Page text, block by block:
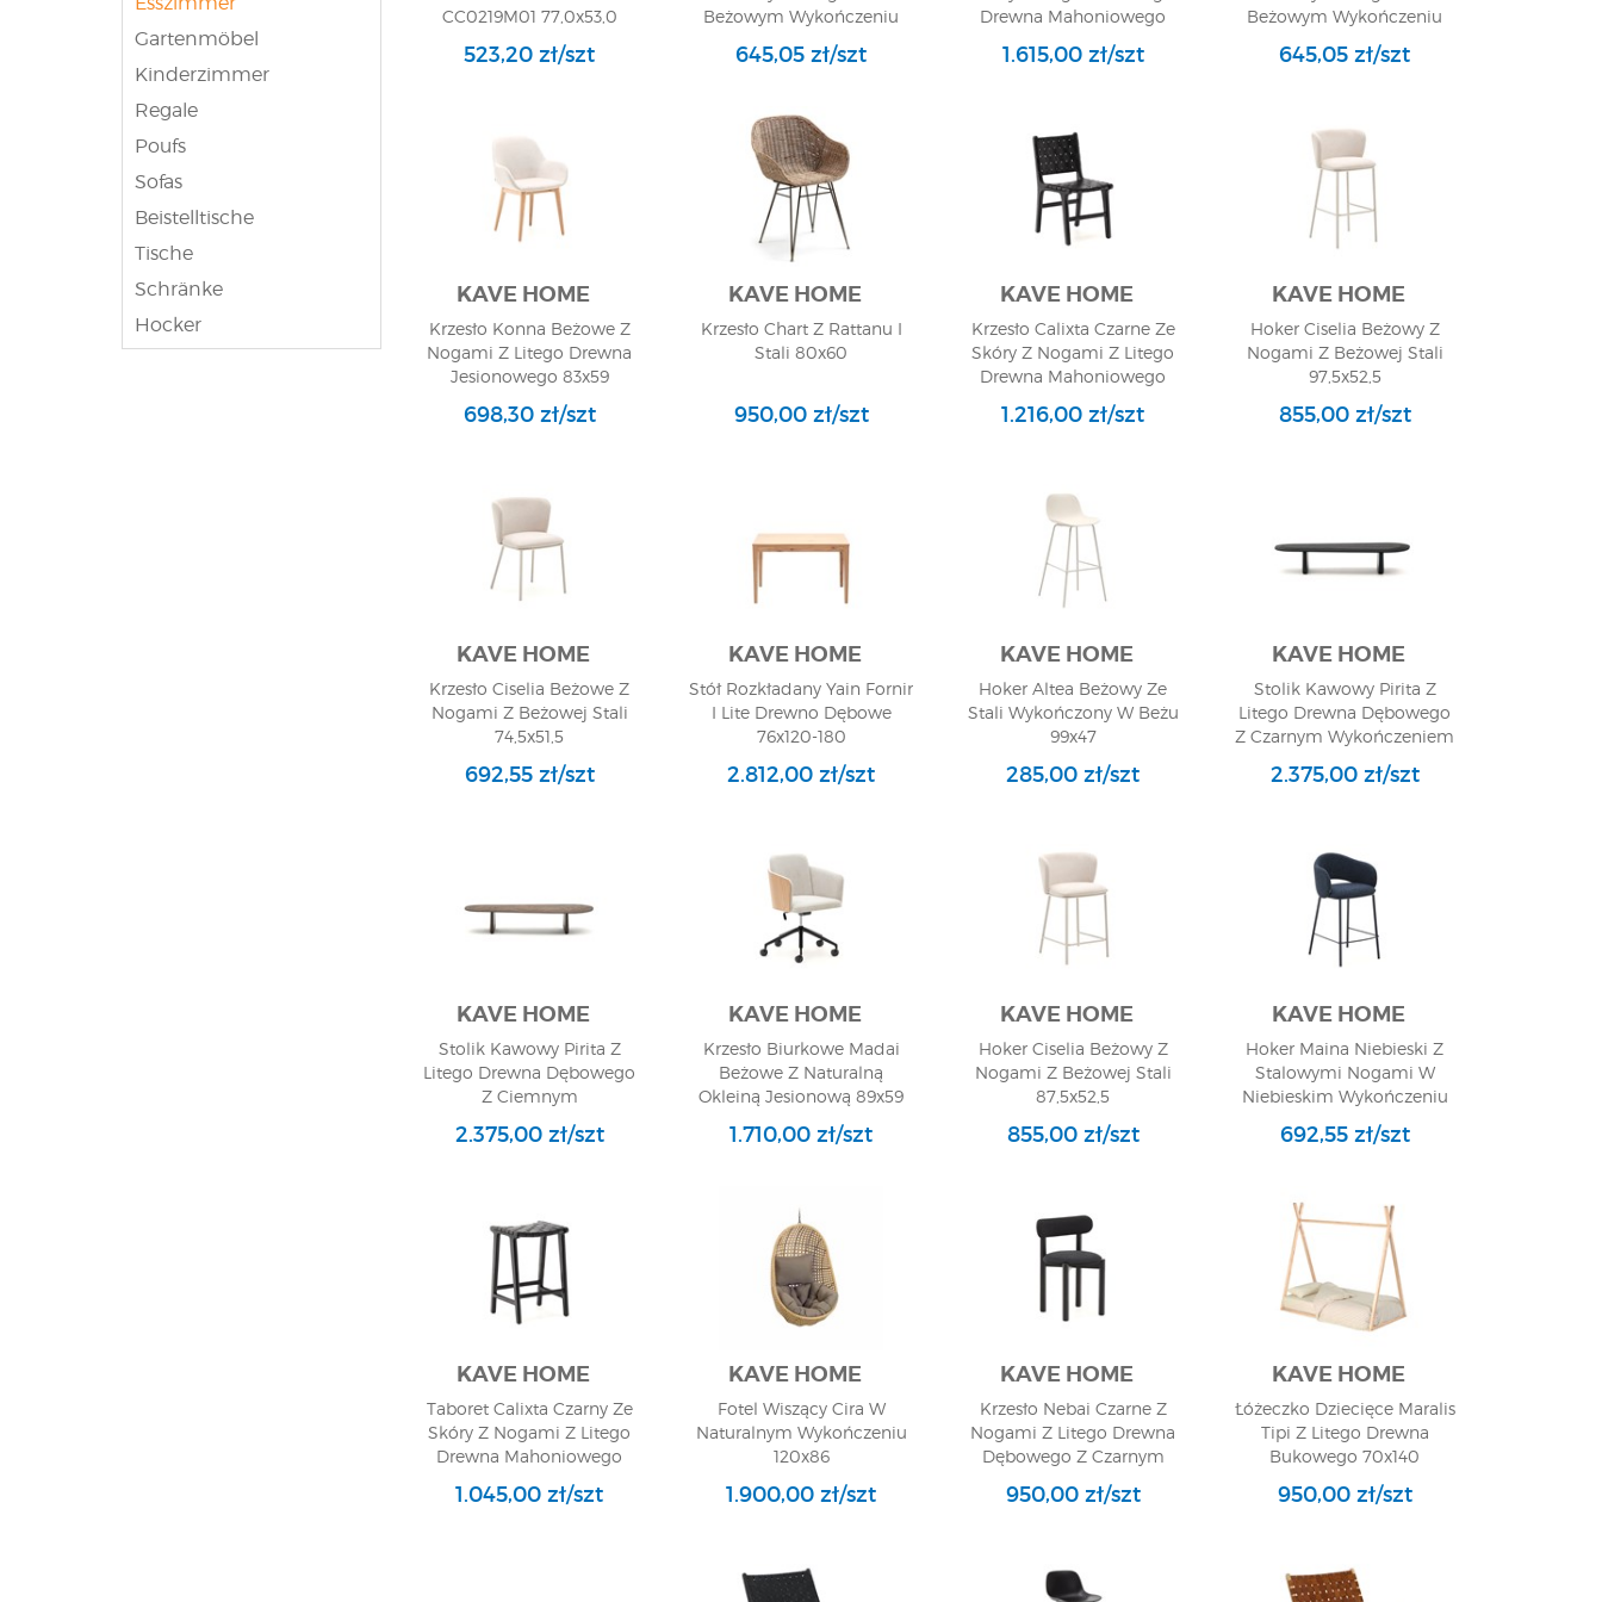
industrielle Stil trotz seiner Modernität etwas mehr Platz benötigt. Wenn wir mehr Platz zur Verfügung haben, sieht der Boho-Stil
interessant aus. Der skandinavische Stil, der nicht so viel Platz benötigt, sieht ebenso attraktiv aus. Wer einen klassischen Geschmack
hat, kann für sein Esszimmer Möbel im provenzalischen Stil wählen. Stühle, Tische, Regale oder Bücherregale werden dann massiver
Wir hoffen, dass die sorgfältig ausgewählte Produktpalette führender Unternehmen der Möbelindustrie Ihr Interesse findet. Wir
glauben auch, dass das moderne Design und die hohe Qualität dieser Produkte Ihre Erwartungen erfüllen werden. Wenn Sie weitere
Fragen haben, wenden Sie sich bitte an unsere Berater, wir werden alle Fragen zu unseren Wohn- und Esszimmermöbeln sofort
beantworten.
Gartenmöbel
Kinderzimmer
Regale
Poufs
Sofas
Beistelltische
Tische
Schränke
Hocker
CC0219M01 77,0x53,0
523,20 zł/szt
Beżowym Wykończeniu
645,05 zł/szt
Drewna Mahoniowego
1.615,00 zł/szt
Beżowym Wykończeniu
645,05 zł/szt
KAVE HOME
Krzesło Konna Beżowe Z
Nogami Z Litego Drewna
Jesionowego 83x59
698,30 zł/szt
KAVE HOME
Krzesło Chart Z Rattanu I
Stali 80x60
950,00 zł/szt
KAVE HOME
Krzesło Calixta Czarne Ze
Skóry Z Nogami Z Litego
Drewna Mahoniowego
1.216,00 zł/szt
KAVE HOME
Hoker Ciselia Beżowy Z
Nogami Z Beżowej Stali
97,5x52,5
855,00 zł/szt
KAVE HOME
Krzesło Ciselia Beżowe Z
Nogami Z Beżowej Stali
74,5x51,5
692,55 zł/szt
KAVE HOME
Stół Rozkładany Yain Fornir
I Lite Drewno Dębowe
76x120-180
2.812,00 zł/szt
KAVE HOME
Hoker Altea Beżowy Ze
Stali Wykończony W Beżu
99x47
285,00 zł/szt
KAVE HOME
Stolik Kawowy Pirita Z
Litego Drewna Dębowego
Z Czarnym Wykończeniem
2.375,00 zł/szt
KAVE HOME
Stolik Kawowy Pirita Z
Litego Drewna Dębowego
Z Ciemnym
Wykończeniem 28x146
2.375,00 zł/szt
KAVE HOME
Krzesło Biurkowe Madai
Beżowe Z Naturalną
Okleiną Jesionową 89x59
1.710,00 zł/szt
KAVE HOME
Hoker Ciselia Beżowy Z
Nogami Z Beżowej Stali
87,5x52,5
855,00 zł/szt
KAVE HOME
Hoker Maina Niebieski Z
Stalowymi Nogami W
Niebieskim Wykończeniu
692,55 zł/szt
KAVE HOME
Taboret Calixta Czarny Ze
Skóry Z Nogami Z Litego
Drewna Mahoniowego
1.045,00 zł/szt
KAVE HOME
Fotel Wiszący Cira W
Naturalnym Wykończeniu
120x86
1.900,00 zł/szt
KAVE HOME
Krzesło Nebai Czarne Z
Nogami Z Litego Drewna
Dębowego Z Czarnym
Wykończeniem 75x51
950,00 zł/szt
KAVE HOME
Łóżeczko Dziecięce Maralis
Tipi Z Litego Drewna
Bukowego 70x140
950,00 zł/szt